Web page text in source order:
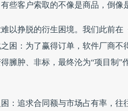
些客户索取的不像是商品，倒像
以挣脱的衍生困境。我们此前在
困：为了赢得订单，软件厂商
臃肿、非标，最终沦为“项目制
：追求合同额与市场占有率，往